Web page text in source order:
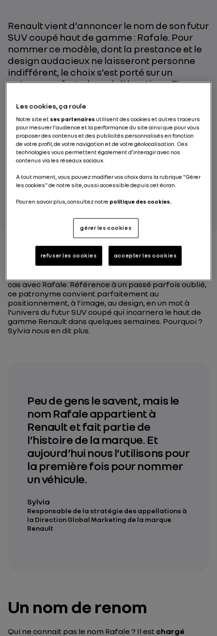
Renault vient d’annoncer le nom de son futur
SUV coupé haut de gamme : Rafale. Pour
nommer ce modèle, dont la prestance et le
design audacieux ne laisseront personne
indifférent, le choix s’est porté sur un
patronyme fort, chargé d’émotions. Et avec
la symbolique du nom Rafale chez Renault ?
Sylvia, Responsable de la stratégie des
appellations à la Direction Global Marketing
de la marque Renault nous décrypte ce
choix synonyme à coup sûr de vents
porteurs pour le futur modèle.
Chez Renault, les noms sont toujours porteurs de sens
cas avec Rafale. Référence à un passé parfois oublié,
ce patronyme convient parfaitement au
positionnement, à l’image, au design, en un mot à
l’univers du futur SUV coupé qui incarnera le haut de
gamme Renault dans quelques semaines. Pourquoi ?
Sylvia nous en dit plus.
Peu de gens le savent, mais le
nom Rafale appartient à
Renault et fait partie de
l’histoire de la marque. Et
aujourd’hui nous l’utilisons pour
la première fois pour nommer
un véhicule.
Sylvia
Responsable de la stratégie des appellations à
la Direction Global Marketing de la marque
Renault
Un nom de renom
Qui ne connait pas le nom Rafale ? Il est chargé
Les cookies, ça roule
Notre site et ses partenaires utilisent des cookies et autres traceurs
pour mesurer l'audience et la performance du site ainsi que pour vous
proposer des contenus et des publicités personnalisés en fonction
de votre profil, de votre navigation et de votre géolocalisation. Ces
technologies vous permettent également d’interagir avec nos
contenus via les réseaux sociaux.
A tout moment, vous pouvez modifier vos choix dans la rubrique "Gérer
les cookies" de notre site, aussi accessible depuis cet écran.
Pour en savoir plus, consultez notre politique des cookies.
gérer les cookies
refuser les cookies accepter les cookies